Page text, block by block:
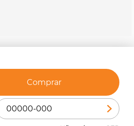
Comprar